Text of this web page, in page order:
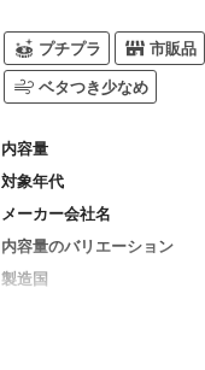
プチプラ 市販品
ベタつき少なめ
内容量
対象年代
メーカー会社名
内容量のバリエーション
製造国